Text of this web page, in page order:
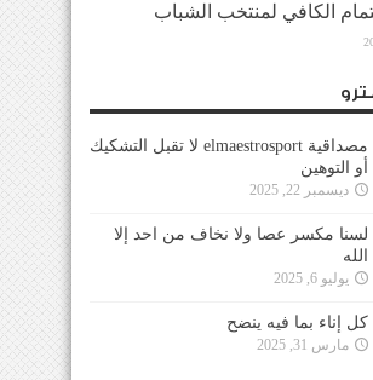
الكافي لمنتخب الشباب
مصداقية elmaestrosport لا تقبل التشكيك
أو التوهين
ديسمبر 22, 2025
لسنا مكسر عصا ولا نخاف من احد إلا
الله
يوليو 6, 2025
كل إناء بما فيه ينضح
مارس 31, 2025